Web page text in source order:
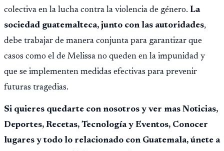
colectiva en la lucha contra la violencia de género. La
sociedad guatemalteca, junto con las autoridades,
debe trabajar de manera conjunta para garantizar que
casos como el de Melissa no queden en la impunidad y
que se implementen medidas efectivas para prevenir
futuras tragedias.
Si quieres quedarte con nosotros y ver mas Noticias,
Deportes, Recetas, Tecnología y Eventos, Conocer
lugares y todo lo relacionado con Guatemala, únete a